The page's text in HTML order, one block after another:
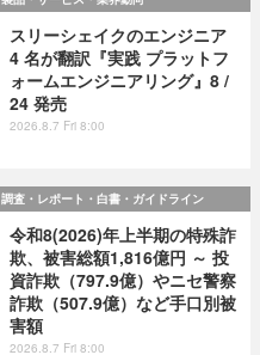
スリーシェイクのエンジニア
4 名が翻訳『実践 プラットフ
ォームエンジニアリング』8 /
24 発売
2026.8.7 Fri 8:00
調査・レポート・白書・ガイドライン
令和8(2026)年上半期の特殊詐
欺、被害総額1,816億円 ～ 投
資詐欺（797.9億）やニセ警察
詐欺（507.9億）など手口別被
害額
2026.8.7 Fri 8:00